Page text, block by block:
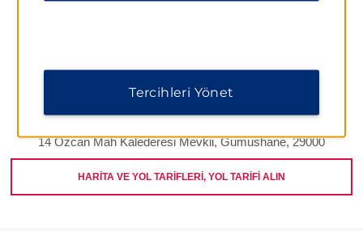
14 Ozcan Mah Kalederesi Mevkii, Gumushane, 29000
HARİTA VE YOL TARİFLERİ, YOL TARİFİ ALIN
Tercihleri Yönet